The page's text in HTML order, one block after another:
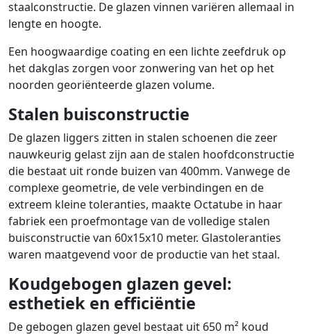
staalconstructie. De glazen vinnen variëren allemaal in
lengte en hoogte.
Een hoogwaardige coating en een lichte zeefdruk op
het dakglas zorgen voor zonwering van het op het
noorden georiënteerde glazen volume.
Stalen buisconstructie
De glazen liggers zitten in stalen schoenen die zeer
nauwkeurig gelast zijn aan de stalen hoofdconstructie
die bestaat uit ronde buizen van 400mm. Vanwege de
complexe geometrie, de vele verbindingen en de
extreem kleine toleranties, maakte Octatube in haar
fabriek een proefmontage van de volledige stalen
buisconstructie van 60x15x10 meter. Glastoleranties
waren maatgevend voor de productie van het staal.
Koudgebogen glazen gevel:
esthetiek en efficiëntie
De gebogen glazen gevel bestaat uit 650 m² koud